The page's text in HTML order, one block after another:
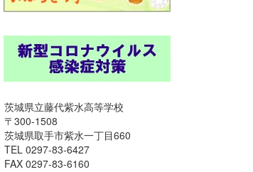
茨城県立藤代紫水高等学校
〒300-1508
茨城県取手市紫水一丁目660
TEL 0297-83-6427
FAX 0297-83-6160